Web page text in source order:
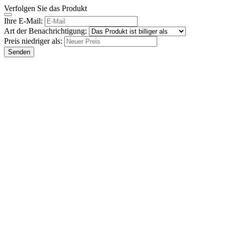
Verfolgen Sie das Produkt
Ihre E-Mail:
Art der Benachrichtigung:
Preis niedriger als:
Senden